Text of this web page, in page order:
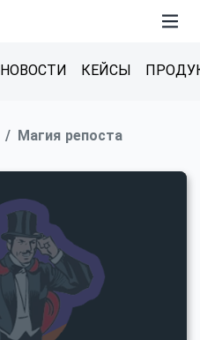
НОВОСТИ КЕЙСЫ
Магия репоста